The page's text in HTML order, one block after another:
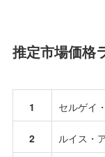
推定市場価格
1 セルゲイ
2 ルイス・